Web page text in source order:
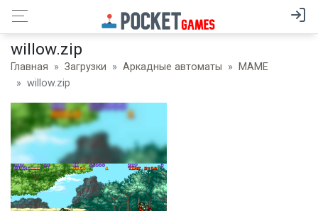
willow.zip
Главная Загрузки Аркадные автоматы
MAME
willow.zip